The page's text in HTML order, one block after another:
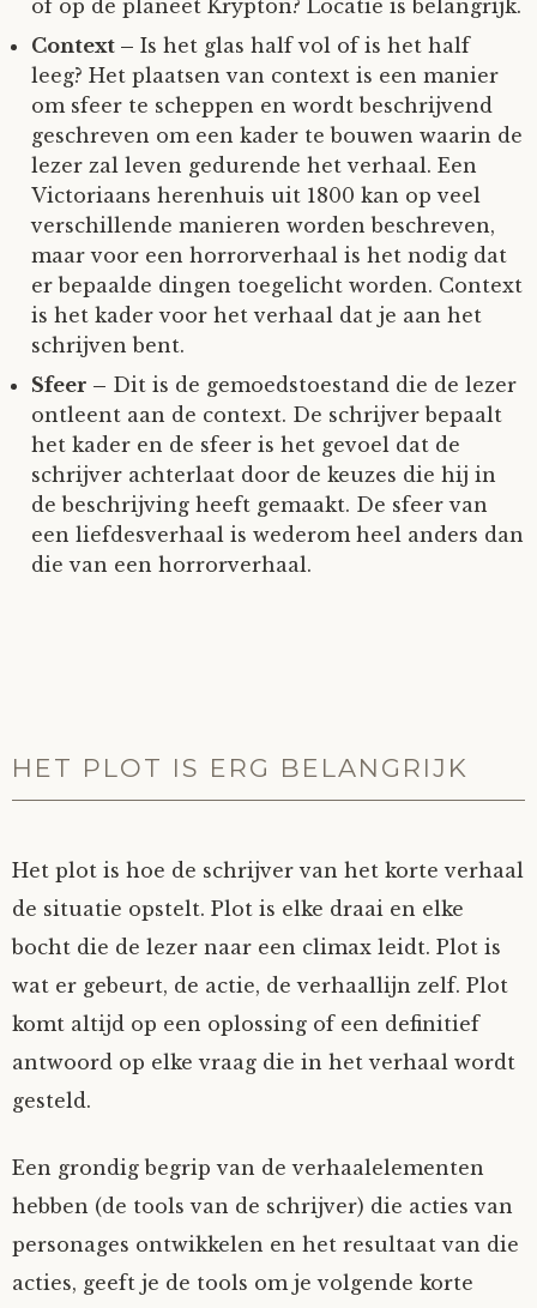
of op de planeet Krypton? Locatie is belangrijk.
Context – Is het glas half vol of is het half
leeg? Het plaatsen van context is een manier
om sfeer te scheppen en wordt beschrijvend
geschreven om een kader te bouwen waarin de
lezer zal leven gedurende het verhaal. Een
Victoriaans herenhuis uit 1800 kan op veel
verschillende manieren worden beschreven,
maar voor een horrorverhaal is het nodig dat
er bepaalde dingen toegelicht worden. Context
is het kader voor het verhaal dat je aan het
schrijven bent.
Sfeer – Dit is de gemoedstoestand die de lezer
ontleent aan de context. De schrijver bepaalt
het kader en de sfeer is het gevoel dat de
schrijver achterlaat door de keuzes die hij in
de beschrijving heeft gemaakt. De sfeer van
een liefdesverhaal is wederom heel anders dan
die van een horrorverhaal.
HET PLOT IS ERG BELANGRIJK
Het plot is hoe de schrijver van het korte verhaal
de situatie opstelt. Plot is elke draai en elke
bocht die de lezer naar een climax leidt. Plot is
wat er gebeurt, de actie, de verhaallijn zelf. Plot
komt altijd op een oplossing of een definitief
antwoord op elke vraag die in het verhaal wordt
gesteld.
Een grondig begrip van de verhaalelementen
hebben (de tools van de schrijver) die acties van
personages ontwikkelen en het resultaat van die
acties, geeft je de tools om je volgende korte